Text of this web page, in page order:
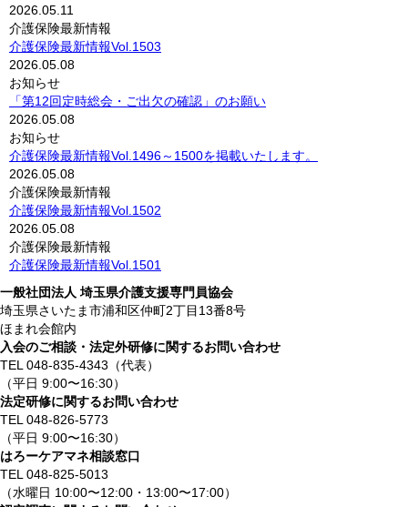
2026.05.11
介護保険最新情報
介護保険最新情報Vol.1503
2026.05.08
お知らせ
「第12回定時総会・ご出欠の確認」のお願い
2026.05.08
お知らせ
介護保険最新情報Vol.1496～1500を掲載いたします。
2026.05.08
介護保険最新情報
介護保険最新情報Vol.1502
2026.05.08
介護保険最新情報
介護保険最新情報Vol.1501
一般社団法人 埼玉県介護支援専門員協会
埼玉県さいたま市浦和区仲町2丁目13番8号
ほまれ会館内
入会のご相談・法定外研修に関するお問い合わせ
TEL 048-835-4343（代表）
（平日 9:00〜16:30）
法定研修に関するお問い合わせ
TEL 048-826-5773
（平日 9:00〜16:30）
はろーケアマネ相談窓口
TEL 048-825-5013
（水曜日 10:00〜12:00・13:00〜17:00）